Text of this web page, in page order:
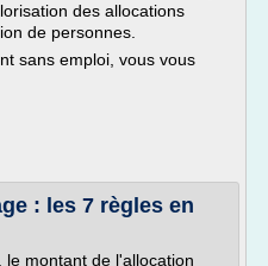
des allocations
de personnes.
sans emploi, vous vous
: les 7 règles en
montant de l'allocation